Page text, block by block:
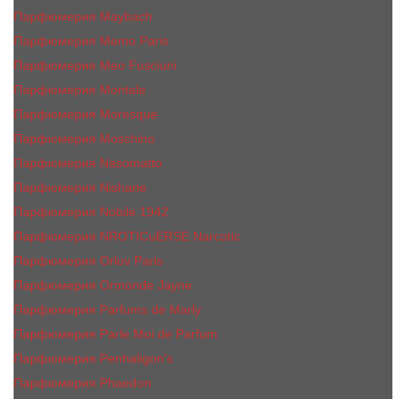
Парфюмерия Maybach
Парфюмерия Memo Paris
Парфюмерия Meo Fusciuni
Парфюмерия Montale
Парфюмерия Moresque
Парфюмерия Moschino
Парфюмерия Nasomatto
Парфюмерия Nishane
Парфюмерия Nobile 1942
Парфюмерия NROTICuERSE Narcotic
Парфюмерия Orlov Paris
Парфюмерия Ormonde Jayne
Парфюмерия Parfums de Marly
Парфюмерия Parle Moi de Parfum
Парфюмерия Penhaligon's
Парфюмерия Phaedon